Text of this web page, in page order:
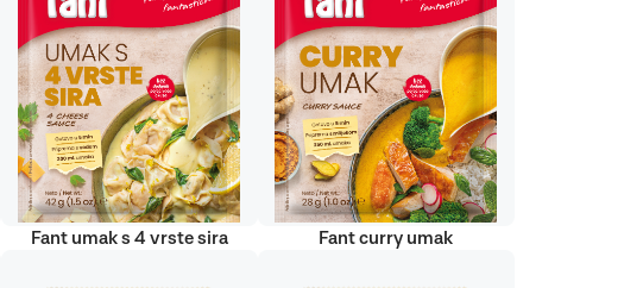
Fant umak s 4 vrste sira Fant curry umak